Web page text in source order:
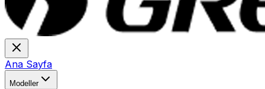
Ana Sayfa
Modeller